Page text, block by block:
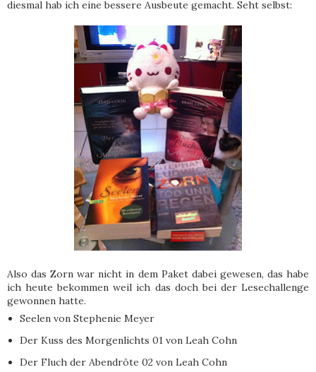
diesmal hab ich eine bessere Ausbeute gemacht. Seht selbst:
Also das Zorn war nicht in dem Paket dabei gewesen, das habe
ich heute bekommen weil ich das doch bei der Lesechallenge
gewonnen hatte.
Seelen von Stephenie Meyer
Der Kuss des Morgenlichts 01 von Leah Cohn
Der Fluch der Abendröte 02 von Leah Cohn